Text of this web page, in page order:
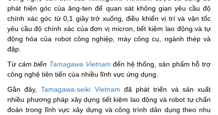
phát hiện góc của ăng-ten để quan sát không gian yêu cầu độ
chính xác góc từ 0,1 giây trở xuống, điều khiển vị trí và vận tốc
yêu cầu độ chính xác của đơn vị micron, tiết kiệm lao động và tự
động hóa của robot công nghiệp, máy công cụ, ngành thép và
đập.
Từ cảm biến Tamagawa Vietnamđến hệ thống, sản phẩm hỗ trợ
công nghệ tiên tiến của nhiều lĩnh vực ứng dụng.
Gần đây,Tamagawa-seiki Vietnam đã phát triển và sản xuất
nhiều phương pháp xây dựng tiết kiệm lao động và robot tự chẩn
đoán trong lĩnh vực xây dựng và công trình dân dụng theo nhu